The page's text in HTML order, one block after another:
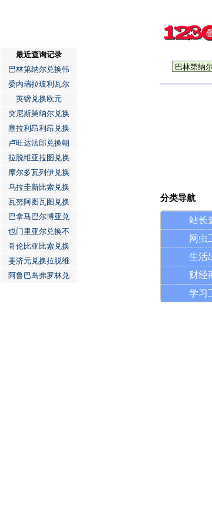
最近查询记录
巴林第纳尔兑换韩
委内瑞拉玻利瓦尔
英镑兑换欧元
突尼斯第纳尔兑换
塞拉利昂利昂兑换
卢旺达法郎兑换朝
拉脱维亚拉图兑换
摩尔多瓦列伊兑换
乌拉圭新比索兑换
瓦努阿图瓦图兑换
巴拿马巴尔博亚兑
也门里亚尔兑换不
哥伦比亚比索兑换
斐济元兑换拉脱维
阿鲁巴岛弗罗林兑
分类导航
站长
网虫
生活
财经
学习